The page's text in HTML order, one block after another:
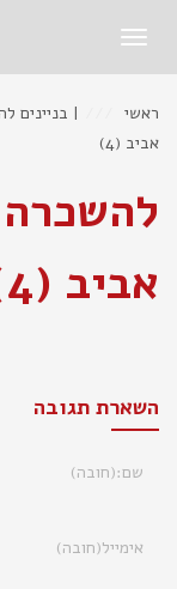
תפריט
ראשי | בניינים
אביב (4)
להשכרה
אביב (4)
השארת תגובה